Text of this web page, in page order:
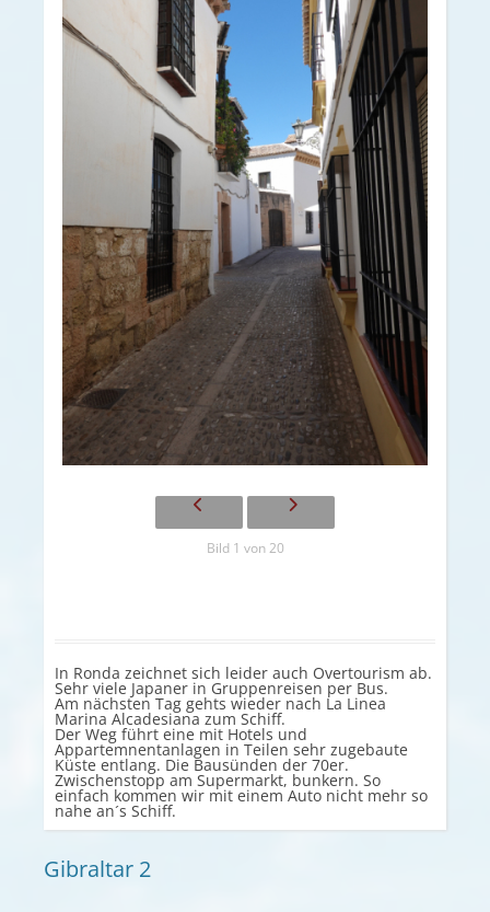
Bild 1 von 20
In Ronda zeichnet sich leider auch Overtourism ab.
Sehr viele Japaner in Gruppenreisen per Bus.
Am nächsten Tag gehts wieder nach La Linea
Marina Alcadesiana zum Schiff.
Der Weg führt eine mit Hotels und
Appartemnentanlagen in Teilen sehr zugebaute
Küste entlang. Die Bausünden der 70er.
Zwischenstopp am Supermarkt, bunkern. So
einfach kommen wir mit einem Auto nicht mehr so
nahe an´s Schiff.
Gibraltar 2